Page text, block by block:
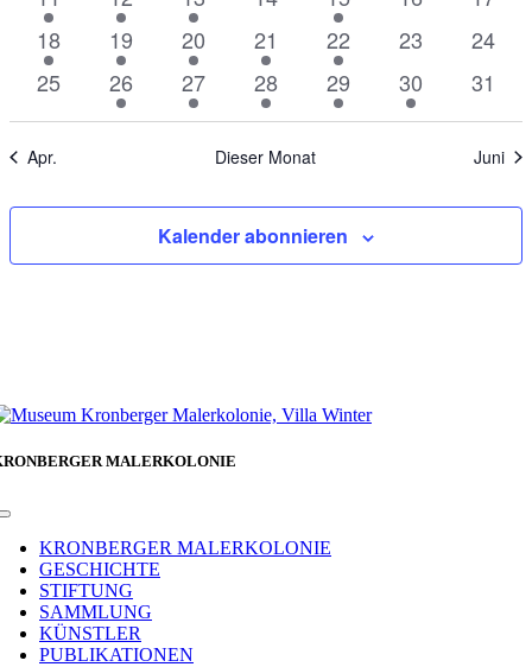
VeranstaltungenVeranstaltungen
Veranstaltungen
Veranstaltungen
Veranstaltungen
2
Veranstaltungen
18
2
Veranstaltungen
19
3
Veranstaltungen
20
3
Veranstaltungen
21
3
Veranstaltungen
22
0
23
0
24
0
Veranstaltungen
25
2
Veranstaltungen
26
3
Veranstaltungen
27
3
Veranstaltungen
28
3
Veranstaltungen
29
3
30
0
31
Apr. Dieser Monat Juni
Kalender abonnieren
MALERKOLONIE
Toggle
NavigationKRONBERGER MALERKOLONIE
GESCHICHTE
STIFTUNG
SAMMLUNG
KÜNSTLER
PUBLIKATIONEN